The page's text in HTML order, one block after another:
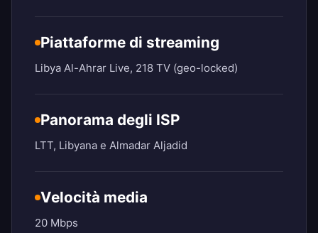
Piattaforme di streaming
Libya Al-Ahrar Live, 218 TV (geo-locked)
Panorama degli ISP
LTT, Libyana e Almadar Aljadid
Velocità media
20 Mbps